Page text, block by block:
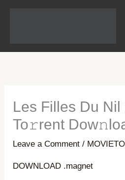
Les Filles Du
To𝚛rent
Leave a Comment /
DOWNLOAD .magnet